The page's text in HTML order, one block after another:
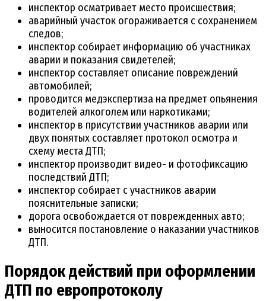
инспектор осматривает место происшествия;
аварийный участок огораживается с сохранением
следов;
инспектор собирает информацию об участниках
аварии и показания свидетелей;
инспектор составляет описание повреждений
автомобилей;
проводится медэкспертиза на предмет опьянения
водителей алкоголем или наркотиками;
инспектор в присутствии участников аварии или
двух понятых составляет протокол осмотра и
схему места ДТП;
инспектор производит видео- и фотофиксацию
последствий ДТП;
инспектор собирает с участников аварии
пояснительные записки;
дорога освобождается от поврежденных авто;
выносится постановление о наказании участников
ДТП.
Порядок действий при оформлении
ДТП по европротоколу